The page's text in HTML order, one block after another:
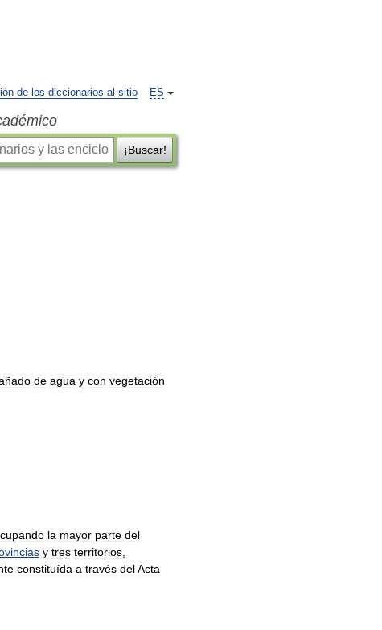
ES
de los diccionarios al sitio
¡Buscar!
de agua y con vegetación
la mayor parte del
y tres territorios
constituída a través delActa